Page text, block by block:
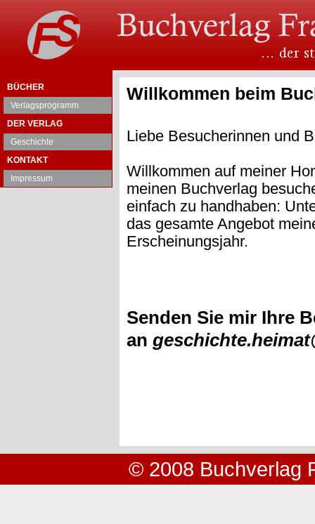
BÜCHER
Verlagsprogramm
DER VERLAG
Geschichte
KONTAKT
Impressum
Willkommen beim
Liebe Besucherinnen und
Willkommen auf meiner
meinen Buchverlag
einfach zu handhaben:
das gesamte Angebot
Erscheinungsjahr.
Senden Sie mir Ihre
an
© 2008 Buchverlag